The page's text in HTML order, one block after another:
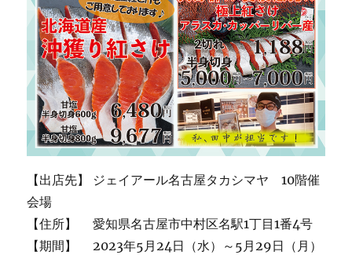
【出店先】 ジェイアール名古屋タカシマヤ 10階催
会場
【住所】 愛知県名古屋市中村区名駅1丁目1番4号
【期間】 2023年5月24日（水）～5月29日（月）